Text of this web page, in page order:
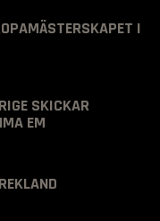
I
SKICKAR
EM